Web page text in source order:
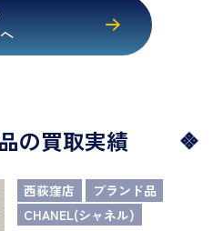
の買取実績
西荻窪店
ブランド品
CHANEL(シャネル)